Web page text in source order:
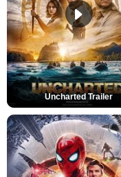
Uncharted Trailer